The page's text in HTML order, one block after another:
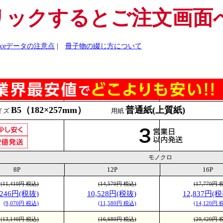
クするとご注文画面
データの注意点 冊子物の綴じ方について
(11,410円 税込)
円(税抜)
(9,070円 税込)
(14,570円 税込)
10,528円(税抜)
(11,580円 税込)
(17,770円
12,837円(
(14,120円
(13,140円 税込) (16,680円 税込) (20,420円
ズ B5（182×257mm） 用紙 普通紙(上質紙)
モノクロ
8P 12P 16P